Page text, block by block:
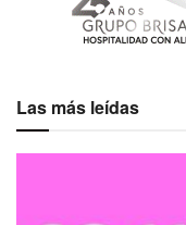
Las más leídas